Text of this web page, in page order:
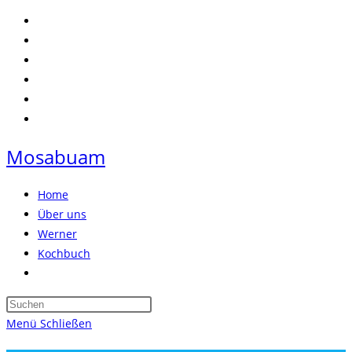
Zum
Inhalt
springen
Mosabuam
Home
Über uns
Werner
Kochbuch
umschalten
Press
Menü Schließen